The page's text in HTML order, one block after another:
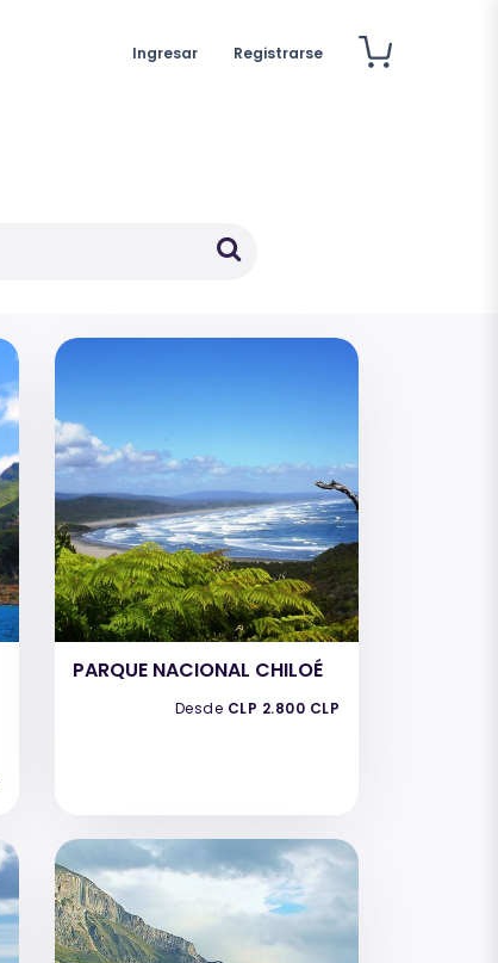
Ingresar Registrarse
PARQUE NACIONAL CHILOÉ
Desde CLP 2.800 CLP